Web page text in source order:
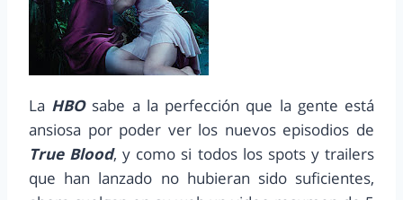
La HBOsabe a la perfección que la gente está
ansiosa por poder ver los nuevos episodios de
True Blood, y como si todos los spots y trailers
que han lanzado no hubieran sido suficientes,